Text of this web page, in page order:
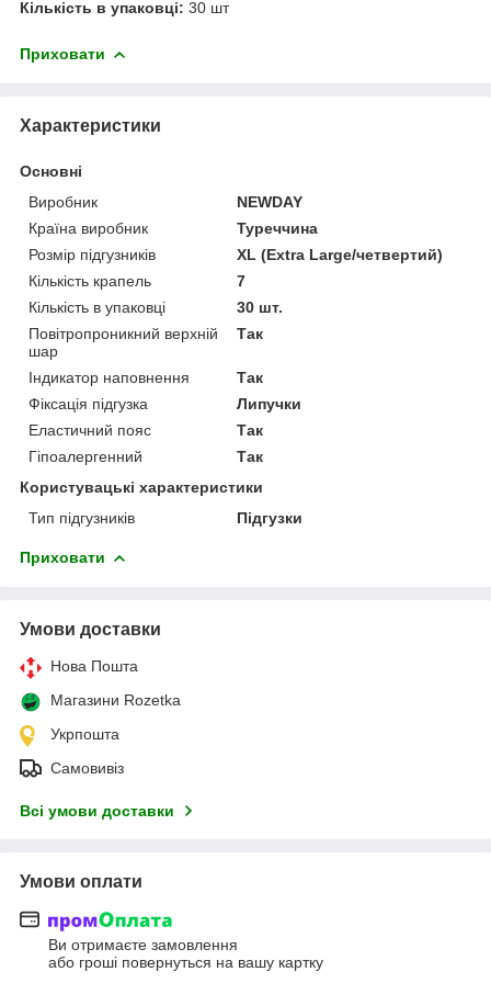
Кількість в упаковці: 30 шт
Приховати
Характеристики
Основні
Виробник
NEWDAY
Країна виробник
Туреччина
Розмір підгузників
XL (Extra Large/четвертий)
Кількість крапель
7
Кількість в упаковці
30 шт.
Повітропроникний верхній
шар
Так
Індикатор наповнення
Так
Фіксація підгузка
Липучки
Еластичний пояс
Так
Гіпоалергенний
Так
Користувацькі характеристики
Тип підгузників
Підгузки
Приховати
Умови доставки
Нова Пошта
Магазини Rozetka
Укрпошта
Самовивіз
Всі умови доставки
Умови оплати
Ви отримаєте замовлення
або гроші повернуться на вашу картку